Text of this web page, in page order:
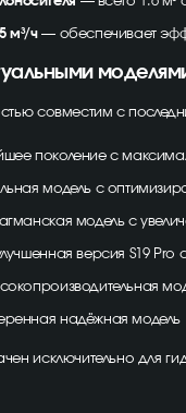
м³/ч— обеспечивает
совместим с
поколение с
модель с
модель с
версия S19 Pro
надёжная модель
исключительно для